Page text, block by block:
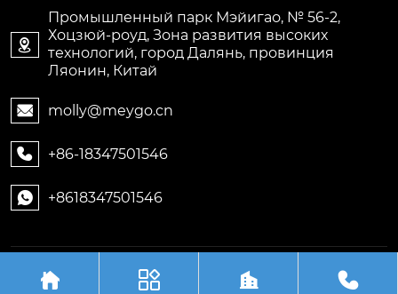

Промышленный парк Мэйигао, № 56-2,
Хоцзюй-роуд, Зона развития высоких
технологий, город Далянь, провинция
Ляонин, Китай
 molly@meygo.cn
 +86-18347501546
 +8618347501546
Авторское право©ООО Ляонин Мэйигао Электро
Автоматизация Оборудования
   